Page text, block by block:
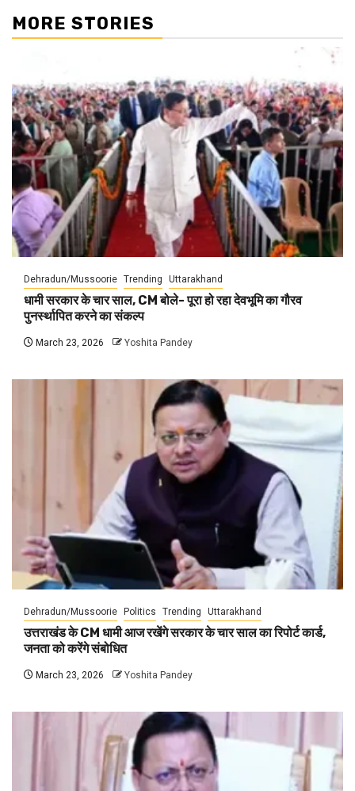
MORE STORIES
Dehradun/Mussoorie Trending Uttarakhand
धामी सरकार के चार साल, CM बोले- पूरा हो रहा देवभूमि का गौरव
पुनर्स्थापित करने का संकल्प
March 23, 2026 Yoshita Pandey
Dehradun/Mussoorie Politics Trending Uttarakhand
उत्तराखंड के CM धामी आज रखेंगे सरकार के चार साल का रिपोर्ट कार्ड,
जनता को करेंगे संबोधित
March 23, 2026 Yoshita Pandey